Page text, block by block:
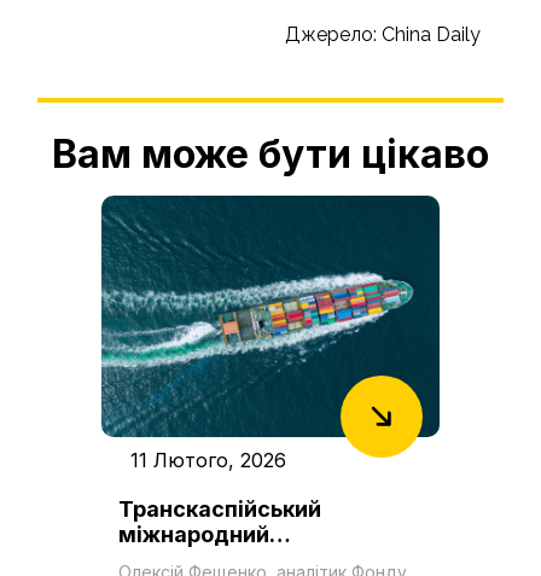
Джерело: China Daily
Вам може бути цікаво
11 Лютого, 2026
Транскаспійський
міжнародний
транспортний маршрут як
Олексій Фещенко, аналітик Фонду